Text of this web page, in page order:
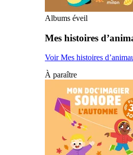
Albums éveil
Mes histoires
Voir Mes histoires
À paraître